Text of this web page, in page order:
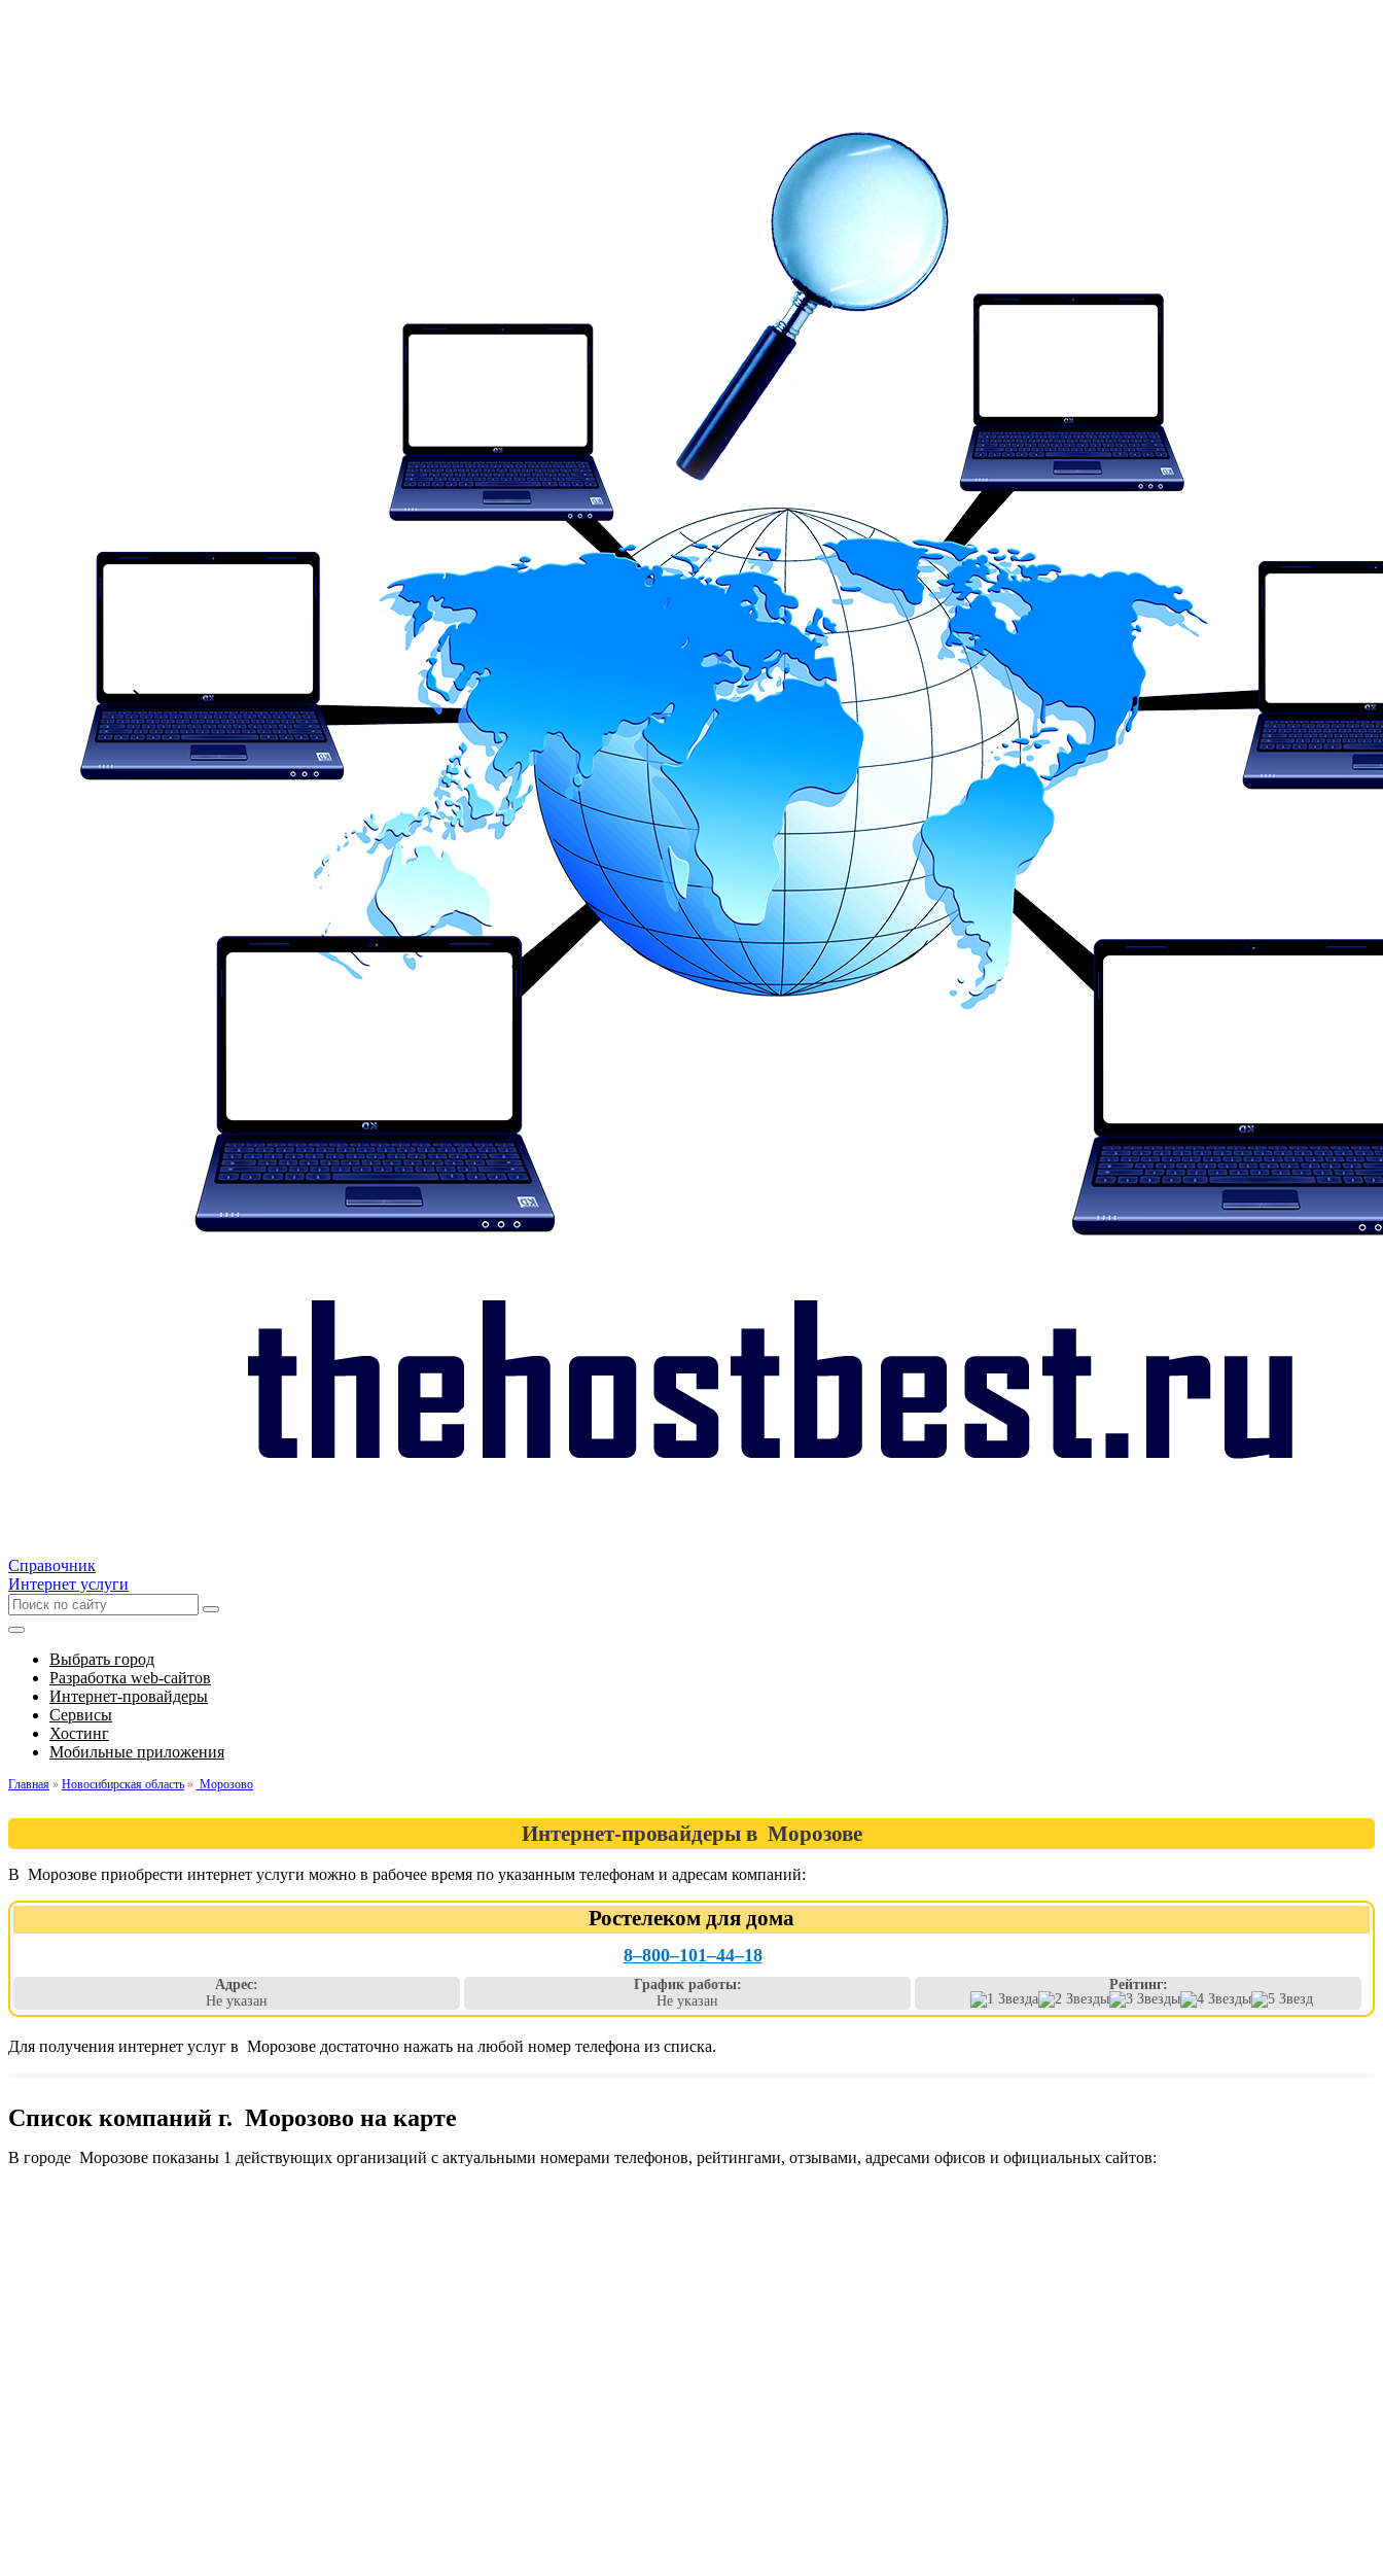
Справочник
Интернет услуги
Выбрать город
Разработка web-сайтов
Интернет-провайдеры
Сервисы
Хостинг
Мобильные приложения
Главная » Новосибирская область » Морозово
Интернет-провайдеры в Морозове
В Морозове приобрести интернет услуги можно в рабочее время по указанным телефонам и адресам компаний:
Ростелеком для дома
8‒800‒101‒44‒18
Адрес:
Не указан
График работы:
Не указан
Рейтинг:
Для получения интернет услуг в Морозове достаточно нажать на любой номер телефона из списка.
Список компаний г. Морозово на карте
В городе Морозове показаны 1 действующих организаций с актуальными номерами телефонов, рейтингами, отзывами, адресами офисов и официальных сайтов: